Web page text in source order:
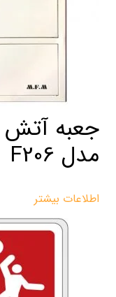
جعبه آتش
مدل F206
اطلاعات بیشتر